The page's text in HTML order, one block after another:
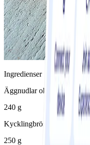
Ingredienser
Äggnudlar okokta
240 g
Kycklingbröstfilé
250 g